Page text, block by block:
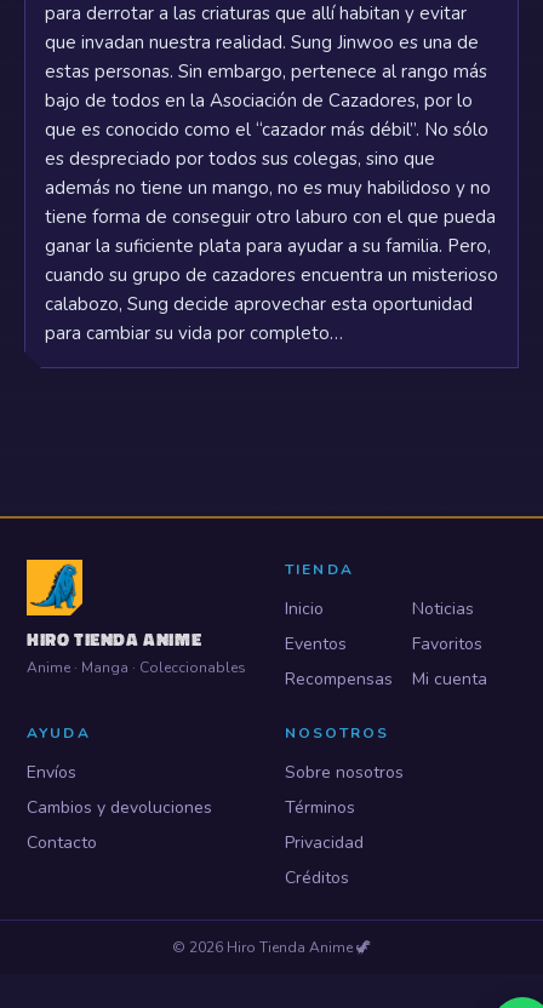
para derrotar a las criaturas que allí habitan y evitar
que invadan nuestra realidad. Sung Jinwoo es una de
estas personas. Sin embargo, pertenece al rango más
bajo de todos en la Asociación de Cazadores, por lo
que es conocido como el “cazador más débil”. No sólo
es despreciado por todos sus colegas, sino que
además no tiene un mango, no es muy habilidoso y no
tiene forma de conseguir otro laburo con el que pueda
ganar la suficiente plata para ayudar a su familia. Pero,
cuando su grupo de cazadores encuentra un misterioso
calabozo, Sung decide aprovechar esta oportunidad
para cambiar su vida por completo…
HIRO TIENDA ANIME
Anime · Manga · Coleccionables
TIENDA
Inicio
Noticias
Eventos
Favoritos
Recompensas
Mi cuenta
AYUDA
Envíos
Cambios y devoluciones
Contacto
NOSOTROS
Sobre nosotros
Términos
Privacidad
Créditos
© 2026 Hiro Tienda Anime🦖